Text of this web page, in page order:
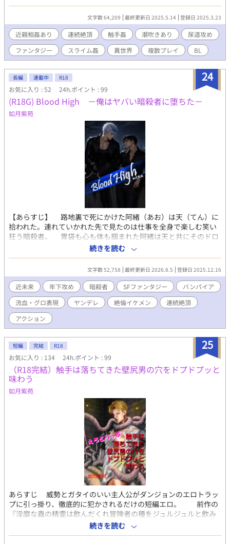
い。 『英雄』候補を探し旅をしてきた。精悍なカインと美形の
レイがその候補だと踏んで一緒に旅に出る事にした。時々二人の
目を盗んでモンスターと気持ちのいい事をしたりちょっかいを出
したり。 絶対に、この兄弟は、俺が貰う。 第一章 卑猥な
宴の始まり 全7話 第二章 ドロドロに垂れ流れる欲望 全10
話 第三章 魔王の覚醒 全7話 第四章 王と兄弟の終わりな
き淫行 全7話（ネット公開版は４章の1話まで） エロ含む話の
前に「※」つけておきます。挿入なしエロは「△」です。 リ
バ、中出し、潮吹き、指姦、スライム姦、触手姦、モンスター
姦、ドラゴン姦、人外、強制、結腸攻め、連続絶頂、尿道攻め、
乱交、小スカ、快楽堕ち、フィストファック、近親相姦、絶倫、
フェラ、セルフフェラ、イマラ、精液塗れ、洗脳 色々詰め込ま
れています。苦手な所は適当に飛ばしながら読んでください。 約
8.2万字強、ネット公開バージョンに加え、兄弟の運命が明らかに
なるラスト、睡姦シーンや挿入シーンの挿絵追加等を約1.8万字加
筆した潮吹き多めの電子書籍版。 DLsite、FANZA、Booth、
Bookwalkerにて販売中。 DLsite
https://www.dlsite.com/bl/work/=/product_id/RJ01381035.html
Booth https://kisaraginoshion.booth.pm/items/6842400
https://kisaragishion.fanbox.cc/ 如月紫苑のFanboxです。是非
での作品についてよく呟いています。
文字数 64,209 最終更新日 2025.5.14 登録日 2025.3.23
近親相姦あり 連続絶頂 触手姦 潮吹きあり
尿道攻め
ファンタジー
スライム姦 異世界 複数プレイ BL
24
長編 連載中 R18
お気に入り : 52 24h.ポイント : 99
(R18G) Blood High －俺はヤバい暗殺者に堕ちた－
如月紫苑
【あらすじ】 路地裏で死にかけた阿緒（あお）は天（てん）に
拾われた。連れていかれた先で見たのは仕事を全身で楽しむ笑い
狂う暗殺者。 胃袋も心も体も掴まれた阿緒は天と共にそのドロ
ドロとした非日常にハマっていく。バンパイアや人間の返り血で
真っ赤になって笑う狂人が、逃亡生活をしていたサイボーグの隠
れたサディスティックな狂気を呼び覚ます。 鬼畜BLエロティッ
ク・バイオレンス系。 ※（第2部 第7章の終わりまで） 毎週／
週1 水 16：10更新 第一部（～５章）、第二部（6章～9
章）、第三部（10章～13章まで執筆済）での主人公の性格の成長
と変化を是非とも楽しんでもらいたいです。 エロ含む話の前に
「※」つけておきます。 中出し（付き合い後から）、絶倫攻め、
絶倫受け、首絞め、潮吹き、指姦、年下攻め、溺愛、S状結腸、連
拷問、殺人などグロあり。 一度電子書籍にしていましたが、大幅
な再編集の為に販売停止にしてゆっくりと書き直しています。 こ
ちらはマイルドバージョンです。普通にアクション、多少のスプ
ラッター、ハードエロあります。 ハード鬼畜スプラッターゴア系
バージョンは執筆の速さ次第で2027か2028年に販売する予定の電
子書籍のみとします。 2026/7/11 表紙変えました
https://kisaragishion.fanbox.cc/ 如月紫苑のFanboxです。是非
無料登録をどうぞ。新作や書籍化情報の等の近況やリアルタイム
での作品についてよく呟いています。二人の動画などもありま
続きを読む
文字数 52,758 最終更新日 2026.8.5 登録日 2025.12.16
近未来 年下攻め 暗殺者 SFファンタジー
バンパイア
流血・グロ表現
ヤンデレ 絶倫イケメン
連続絶頂
アクション
25
短編 完結 R18
お気に入り : 134 24h.ポイント : 99
（R18完結）触手は落ちてきた壁尻男の穴をドプドプッと
味わう
如月紫苑
あらすじ 威勢とガタイのいい主人公がダンジョンのエロトラッ
プに引っ掛り、徹底的に犯かされるだけの短編エロ。 前作の
『淫靡な蟲の精霊は飲んだくれ冒険者の種をジュルジュルと飲み
尽くしたい』に出てくるダンジョンが舞台です。主人公２人は出
てこないし、話の系統も違います。 「触手は落ちてきた壁尻男の
続きを読む